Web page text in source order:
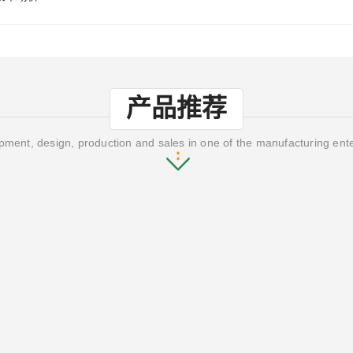
产品推荐
design, production and sales in one of the manufacturing